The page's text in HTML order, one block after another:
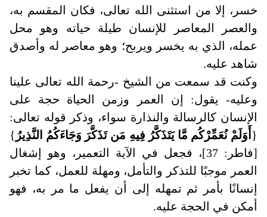
خسر، إلا من استثنى الله تعالى، فكان المقسم به،
والعصر المعاصر للإنسان طيلة حياته وهو محل
عمله، الذي به يخسر ويربح؛ وهو معاصر له وأصدق
شاهد عليه.
وكنت قد سمعت من الشيخ -رحمة الله تعالى علينا
وعليه- يقول: إن العمر وزمن الحياة حجة على
الإنسان كالرسالة والنذارة سواء، وذكر قوله تعالى:
{ أَوَلَمْ نُعَمِّرْكُم مَّا يَتَذَكَّرُ فِيهِ مَن تَذَكَّرَ وَجَاءَكُمُ النَّذِيرُ }
[فاطر: 37]، فجعل في الآية التعمير، وهو إشغال
العمر موجبًا للتذكر والتأمل، ومهلة للعمل، كما تخبر
إنسانًا بأمر ثم تمهله إلى أن يفعل ما مر به، فهو
أمكن في الحجة عليه.